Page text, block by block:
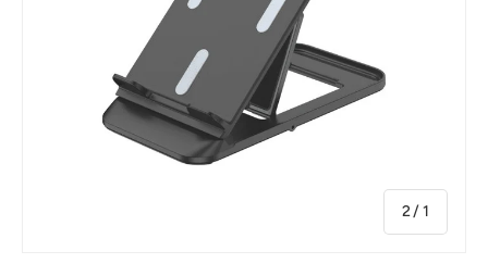
1
/من
2